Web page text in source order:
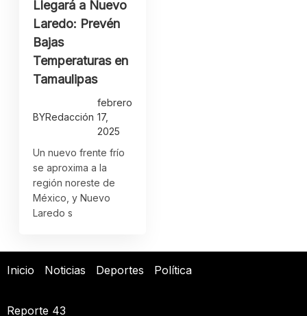
Llegará a Nuevo
Laredo: Prevén
Bajas
Temperaturas en
Tamaulipas
BYRedacción
febrero
17,
2025
Un nuevo frente frío
se aproxima a la
región noreste de
México, y Nuevo
Laredo s
Inicio Noticias Deportes Política
Reporte 43